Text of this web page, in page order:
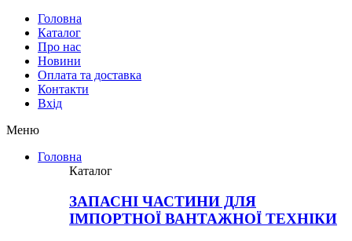
Головна
Каталог
Про нас
Новини
Оплата та доставка
Контакти
Вхiд
Меню
Головна
Каталог
ЗАПАСНІ ЧАСТИНИ ДЛЯ
ІМПОРТНОЇ ВАНТАЖНОЇ ТЕХНІКИ